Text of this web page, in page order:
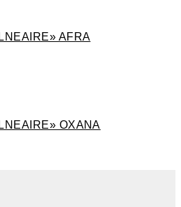
AFRA
OXANA